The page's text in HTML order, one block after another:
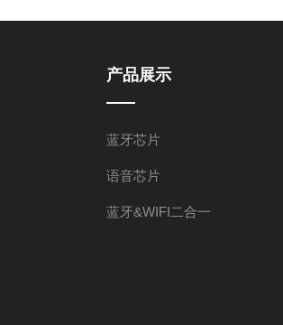
产品展示
蓝牙芯片
语音芯片
蓝牙&WIFI二合一